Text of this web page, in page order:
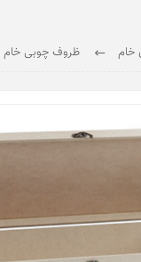
خام ظروف چوبی خام